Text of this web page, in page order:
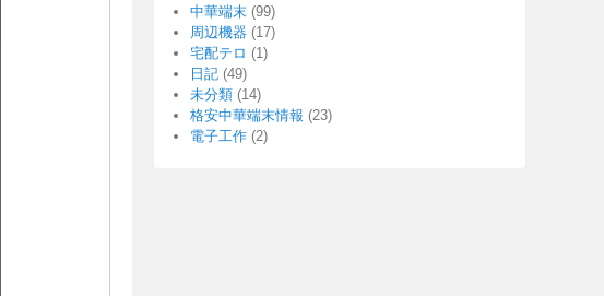
中華端末 (99)
周辺機器 (17)
宅配テロ (1)
日記 (49)
未分類 (14)
格安中華端末情報 (23)
電子工作 (2)